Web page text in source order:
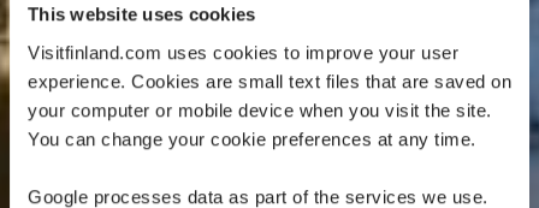
This website uses cookies
Visitfinland.com uses cookies to improve your user
experience. Cookies are small text files that are saved on
your computer or mobile device when you visit the site.
You can change your cookie preferences at any time.
Google processes data as part of the services we use.